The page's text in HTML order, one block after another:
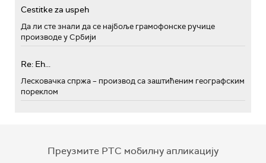
Cestitke za uspeh
Да ли сте знали да се најбоље грамофонске ручице
производе у Србији
Re: Eh...
Лесковачка спржа – производ са заштићеним географским
пореклом
Преузмите РТС мобилну апликацију